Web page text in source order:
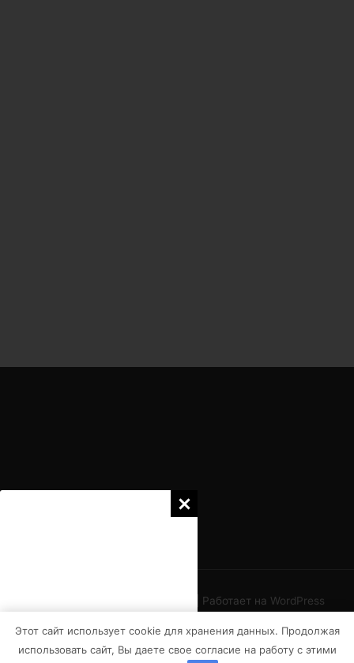
| Работает на WordPress
Этот сайт использует cookie для хранения данных. Продолжая
использовать сайт, Вы даете свое согласие на работу с этими